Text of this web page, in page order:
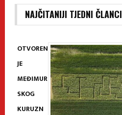
NAJČITANIJI TJEDNI ČLANCI
OTVOREN
JE
MEĐIMUR
SKOG
KURUZN